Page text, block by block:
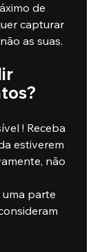
de
capturar
as suas.
! Receba
estiverem
não
parte